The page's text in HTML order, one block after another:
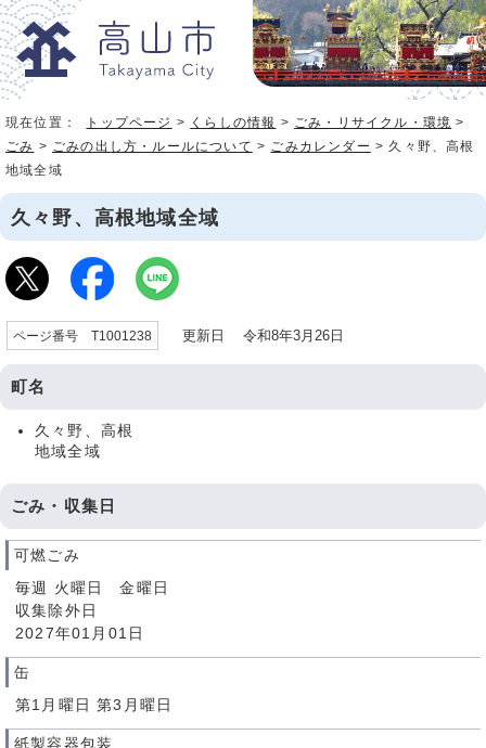
現在位置： トップページ > くらしの情報 > ごみ・リサイクル・環境 >
ごみ > ごみの出し方・ルールについて > ごみカレンダー > 久々野、高根
地域全域
久々野、高根地域全域
ページ番号 T1001238 更新日 令和8年3月26日
町名
久々野、高根
地域全域
ごみ・収集日
可燃ごみ
毎週 火曜日 金曜日
収集除外日
2027年01月01日
缶
第1月曜日 第3月曜日
紙製容器包装